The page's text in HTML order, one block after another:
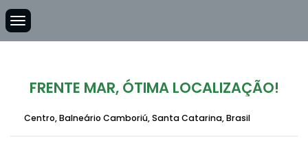
FRENTE MAR, ÓTIMA LOCALIZAÇÃO!
Centro,Balneário Camboriú,Santa Catarina,Brasil